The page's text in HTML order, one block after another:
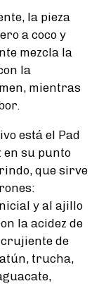
la pieza
a coco y
mezcla la
la
mientras
está el Pad
en su punto
que sirve
y al ajillo
la acidez de
de
trucha,